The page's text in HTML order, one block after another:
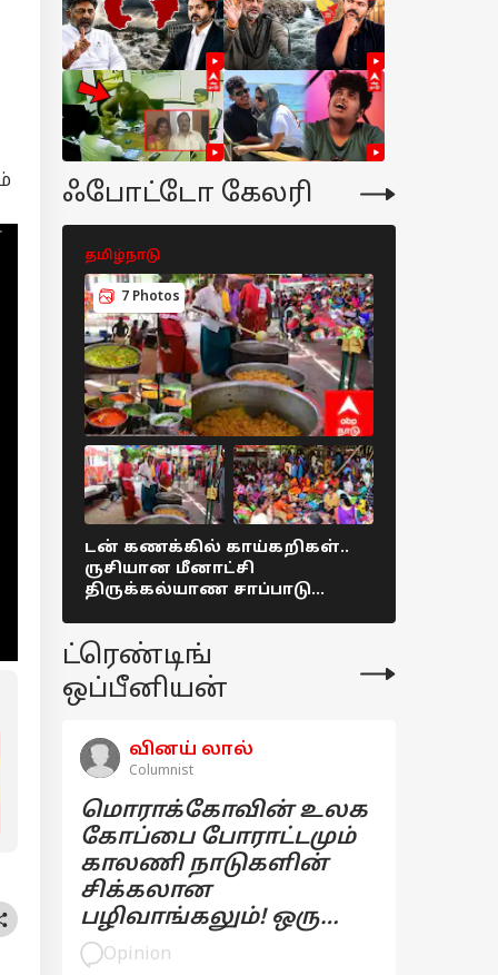
ஃபோட்டோ கேலரி
தமிழ்நாடு
7 Photos
டன் கணக்கில் காய்கறிகள்..
ருசியான மீனாட்சி
திருக்கல்யாண சாப்பாடு
ட்ரெண்டிங்
ஒப்பீனியன்
வினய் லால்
Columnist
மொராக்கோவின் உலக
கோப்பை போராட்டமும்
காலணி நாடுகளின்
சிக்கலான
பழிவாங்கலும்! ஒரு
பார்வை
Opinion